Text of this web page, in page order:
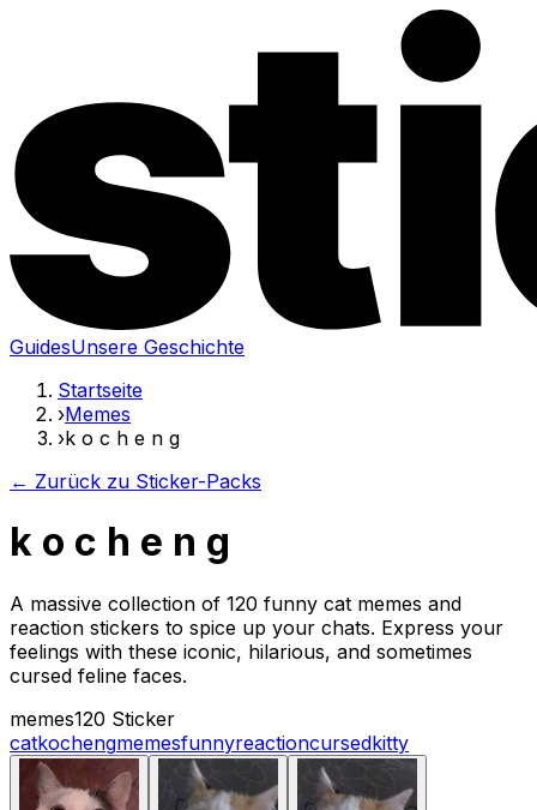
GuidesUnsere Geschichte
Startseite
›Memes
›k o c h e n g
← Zurück zu Sticker-Packs
k o c h e n g
A massive collection of 120 funny cat memes and
reaction stickers to spice up your chats. Express your
feelings with these iconic, hilarious, and sometimes
cursed feline faces.
memes120 Sticker
catkochengmemesfunnyreactioncursedkitty